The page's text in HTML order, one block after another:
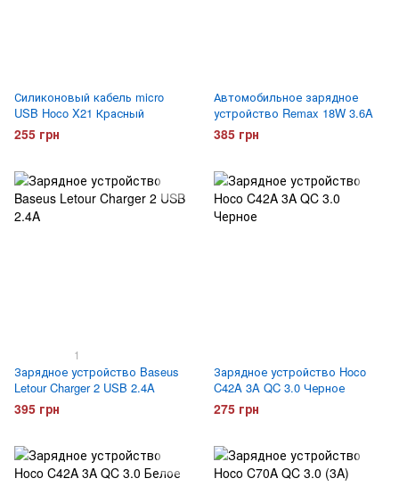
Силиконовый кабель micro
USB Hoco X21 Красный
255 грн
Автомобильное зарядное
устройство Remax 18W 3.6A
385 грн
1
Зарядное устройство Baseus
Letour Charger 2 USB 2.4A
395 грн
Зарядное устройство Hoco
C42A 3A QC 3.0 Черное
275 грн